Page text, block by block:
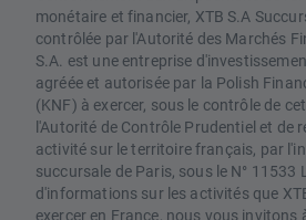
monétaire et financier, XTB S.A
contrôlée par l'Autorité des Marchés
S.A. est une entreprise
agréée et autorisée par la Polish
(KNF) à exercer, sous le contrôle de
l'Autorité de Contrôle Prudentiel et de
activité sur le territoire français, par
succursale de Paris, sous le N° 11533
d'informations sur les activités que
exercer en France, nous vous invitons